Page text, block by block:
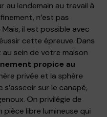
au lendemain au travail à
n’est pas
il est possible avec
cette épreuve. Dans
sein de votre maison
propice au
privée et la sphère
s’asseoir sur le canapé,
On privilégie de
pièce libre lumineuse qui